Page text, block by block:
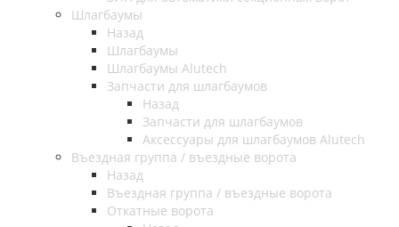
Шлагбаумы
Назад
Шлагбаумы
Шлагбаумы Alutech
Запчасти для шлагбаумов
Назад
Запчасти для шлагбаумов
Аксессуары для шлагбаумов Alutech
Въездная группа / въездные ворота
Назад
Въездная группа / въездные ворота
Откатные ворота